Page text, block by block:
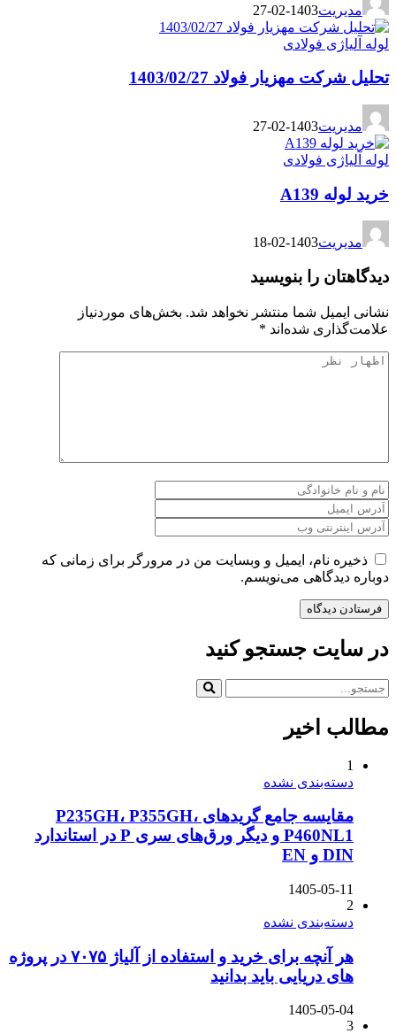
1403-02-27
فولاد 1403/02/27
1403-02-27
1403-02-18
بنویسید
شما منتشر نخواهد شد.
بخش‌های موردنیاز
شده‌اند*
ایمیل و وبسایت من در مرورگر برای زمانی که
می‌نویسم.
جستجو کنید
نشده
مقایسه جامع گریدهای P235GH، P355GH،
P460NL1 و دیگر ورق‌های سری P در استاندارد
نشده
هر آنچه برای خرید و استفاده از آلیاژ ۷۰۷۵ در پروژه
باید بدانید